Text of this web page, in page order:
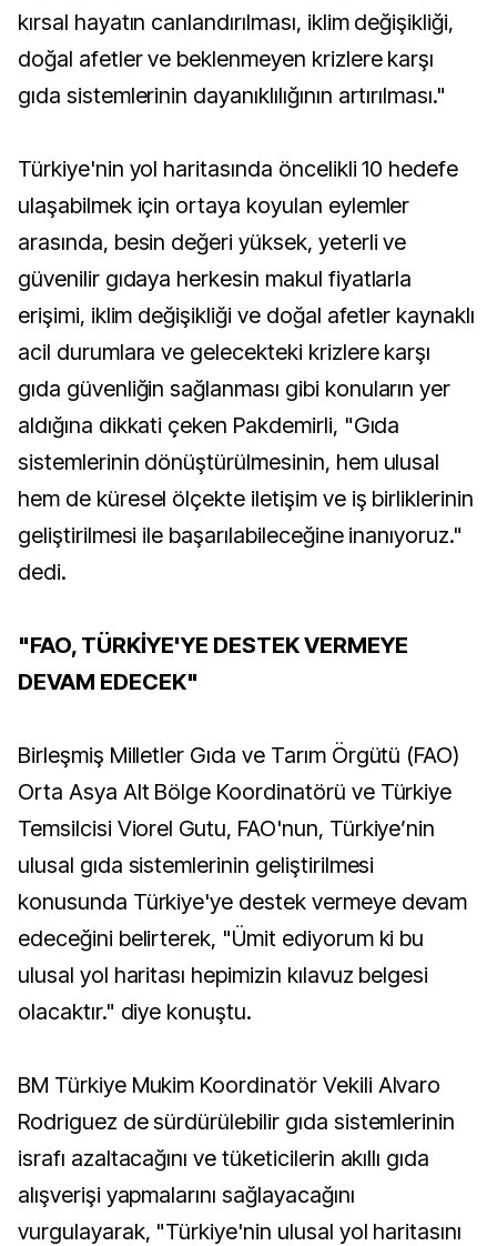
kırsal hayatın canlandırılması, iklim değişikliği,
doğal afetler ve beklenmeyen krizlere karşı
gıda sistemlerinin dayanıklılığının artırılması."
Türkiye'nin yol haritasında öncelikli 10 hedefe
ulaşabilmek için ortaya koyulan eylemler
arasında, besin değeri yüksek, yeterli ve
güvenilir gıdaya herkesin makul fiyatlarla
erişimi, iklim değişikliği ve doğal afetler kaynaklı
acil durumlara ve gelecekteki krizlere karşı
gıda güvenliğin sağlanması gibi konuların yer
aldığına dikkati çeken Pakdemirli, "Gıda
sistemlerinin dönüştürülmesinin, hem ulusal
hem de küresel ölçekte iletişim ve iş birliklerinin
geliştirilmesi ile başarılabileceğine inanıyoruz."
dedi.
"FAO, TÜRKİYE'YE DESTEK VERMEYE
DEVAM EDECEK"
Birleşmiş Milletler Gıda ve Tarım Örgütü (FAO)
Orta Asya Alt Bölge Koordinatörü ve Türkiye
Temsilcisi Viorel Gutu, FAO'nun, Türkiye’nin
ulusal gıda sistemlerinin geliştirilmesi
konusunda Türkiye'ye destek vermeye devam
edeceğini belirterek, "Ümit ediyorum ki bu
ulusal yol haritası hepimizin kılavuz belgesi
olacaktır." diye konuştu.
BM Türkiye Mukim Koordinatör Vekili Alvaro
Rodriguez de sürdürülebilir gıda sistemlerinin
israfı azaltacağını ve tüketicilerin akıllı gıda
alışverişi yapmalarını sağlayacağını
vurgulayarak, "Türkiye'nin ulusal yol haritasını